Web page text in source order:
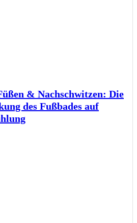
& Nachschwitzen: Die
des Fußbades auf